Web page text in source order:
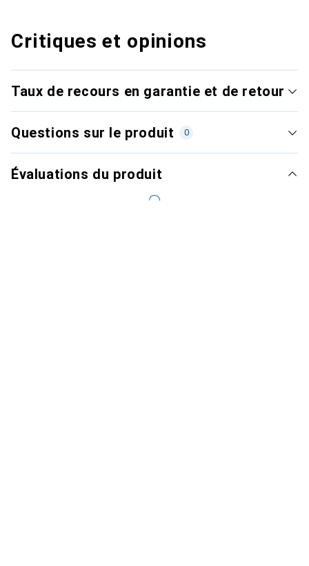
Critiques et opinions
Taux de recours en garantie et de retour
Questions sur le produit 0
Évaluations du produit